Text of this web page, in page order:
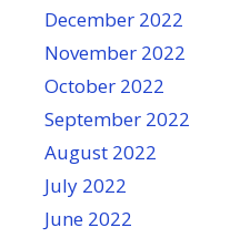
December 2022
November 2022
October 2022
September 2022
August 2022
July 2022
June 2022